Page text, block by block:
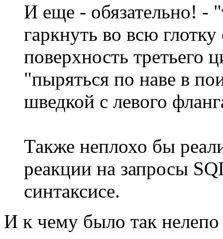
И еще - обязательно! -
гаркнуть во всю
поверхность третьего
"пыряться по наве в
шведкой с левого
Также неплохо бы
реакции на запросы
синтаксисе.
И к чему было так